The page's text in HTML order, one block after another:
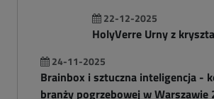
22-12-2025
HolyVerre Urny z
24-11-2025
Brainbox i sztuczna inteligencja -
branży pogrzebowej w Warszawie